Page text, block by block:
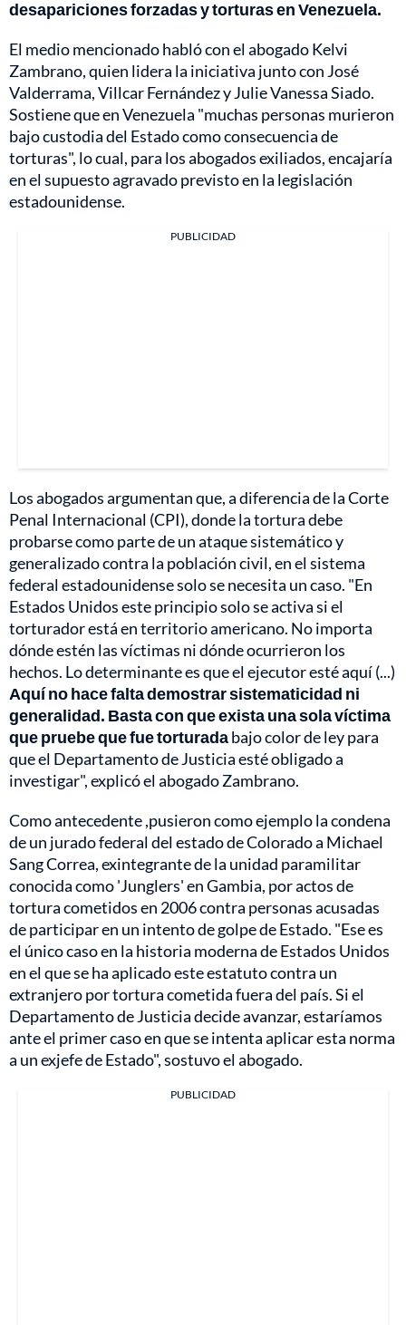
desapariciones forzadas y torturas en Venezuela.
El medio mencionado habló con el abogado Kelvi
Zambrano, quien lidera la iniciativa junto con José
Valderrama, Villcar Fernández y Julie Vanessa Siado.
Sostiene que en Venezuela "muchas personas murieron
bajo custodia del Estado como consecuencia de
torturas", lo cual, para los abogados exiliados, encajaría
en el supuesto agravado previsto en la legislación
estadounidense.
PUBLICIDAD
Los abogados argumentan que, a diferencia de la Corte
Penal Internacional (CPI), donde la tortura debe
probarse como parte de un ataque sistemático y
generalizado contra la población civil, en el sistema
federal estadounidense solo se necesita un caso. "En
Estados Unidos este principio solo se activa si el
torturador está en territorio americano. No importa
dónde estén las víctimas ni dónde ocurrieron los
hechos. Lo determinante es que el ejecutor esté aquí (...)
Aquí no hace falta demostrar sistematicidad ni
generalidad. Basta con que exista una sola víctima
que pruebe que fue torturadabajo color de ley para
que el Departamento de Justicia esté obligado a
investigar", explicó el abogado Zambrano.
Como antecedente ,pusieron como ejemplo la condena
de un jurado federal del estado de Colorado a Michael
Sang Correa, exintegrante de la unidad paramilitar
conocida como 'Junglers' en Gambia, por actos de
tortura cometidos en 2006 contra personas acusadas
de participar en un intento de golpe de Estado. "Ese es
el único caso en la historia moderna de Estados Unidos
en el que se ha aplicado este estatuto contra un
extranjero por tortura cometida fuera del país. Si el
Departamento de Justicia decide avanzar, estaríamos
ante el primer caso en que se intenta aplicar esta norma
a un exjefe de Estado", sostuvo el abogado.
PUBLICIDAD